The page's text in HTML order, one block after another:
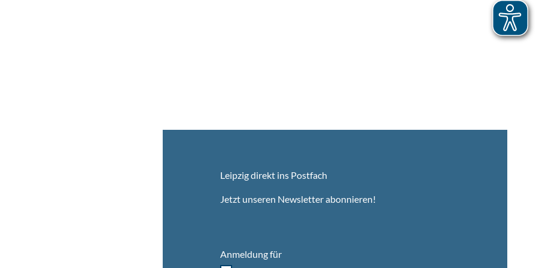
Leipzig direkt ins Postfach
Jetzt unseren Newsletter abonnieren!
Anmeldung für